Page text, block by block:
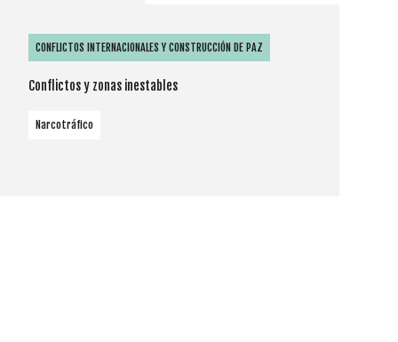
CONFLICTOS INTERNACIONALES Y CONSTRUCCIÓN DE PAZ
Conflictos y zonas inestables
Narcotráfico